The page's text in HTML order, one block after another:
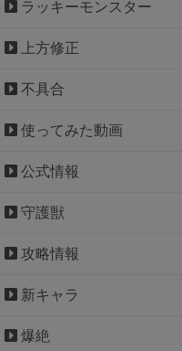
ラッキーモンスター
上方修正
不具合
使ってみた動画
公式情報
守護獣
攻略情報
新キャラ
爆絶